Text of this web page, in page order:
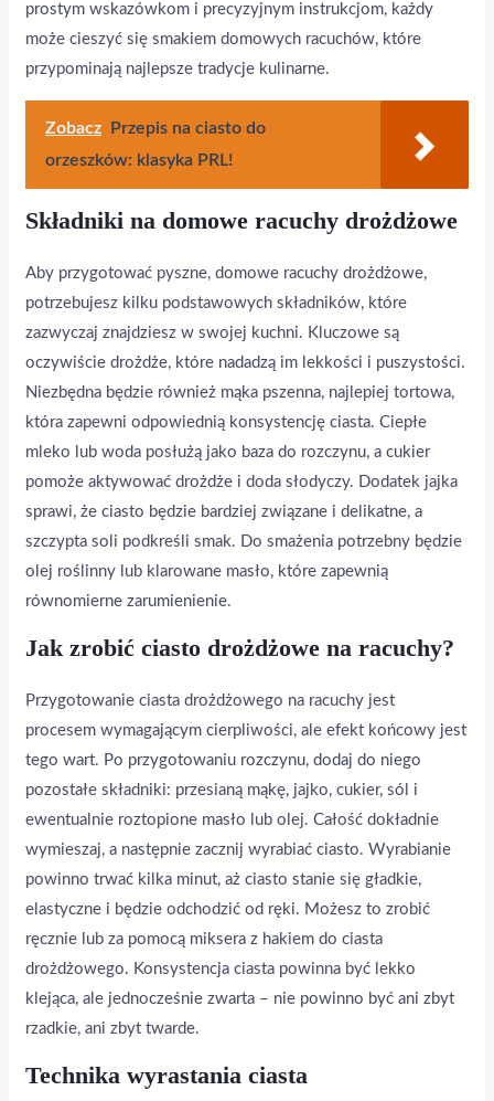
prostym wskazówkom i precyzyjnym instrukcjom, każdy
może cieszyć się smakiem domowych racuchów, które
przypominają najlepsze tradycje kulinarne.
Zobacz
Przepis na ciasto do
orzeszków: klasyka PRL!
Składniki na domowe racuchy drożdżowe
Aby przygotować pyszne, domowe racuchy drożdżowe,
potrzebujesz kilku podstawowych składników, które
zazwyczaj znajdziesz w swojej kuchni. Kluczowe są
oczywiście drożdże, które nadadzą im lekkości i puszystości.
Niezbędna będzie również mąka pszenna, najlepiej tortowa,
która zapewni odpowiednią konsystencję ciasta. Ciepłe
mleko lub woda posłużą jako baza do rozczynu, a cukier
pomoże aktywować drożdże i doda słodyczy. Dodatek jajka
sprawi, że ciasto będzie bardziej związane i delikatne, a
szczypta soli podkreśli smak. Do smażenia potrzebny będzie
olej roślinny lub klarowane masło, które zapewnią
równomierne zarumienienie.
Jak zrobić ciasto drożdżowe na racuchy?
Przygotowanie ciasta drożdżowego na racuchy jest
procesem wymagającym cierpliwości, ale efekt końcowy jest
tego wart. Po przygotowaniu rozczynu, dodaj do niego
pozostałe składniki: przesianą mąkę, jajko, cukier, sól i
ewentualnie roztopione masło lub olej. Całość dokładnie
wymieszaj, a następnie zacznij wyrabiać ciasto. Wyrabianie
powinno trwać kilka minut, aż ciasto stanie się gładkie,
elastyczne i będzie odchodzić od ręki. Możesz to zrobić
ręcznie lub za pomocą miksera z hakiem do ciasta
drożdżowego. Konsystencja ciasta powinna być lekko
klejąca, ale jednocześnie zwarta – nie powinno być ani zbyt
rzadkie, ani zbyt twarde.
Technika wyrastania ciasta